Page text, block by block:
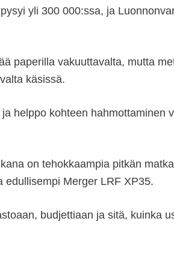
yli 300 000:ssa, ja
paperilla vakuuttavalta, mutta
käsissä.
helppo kohteen hahmottaminen
on tehokkaampia pitkän
edullisempi Merger LRF XP35.
budjettiaan ja sitä, kuinka